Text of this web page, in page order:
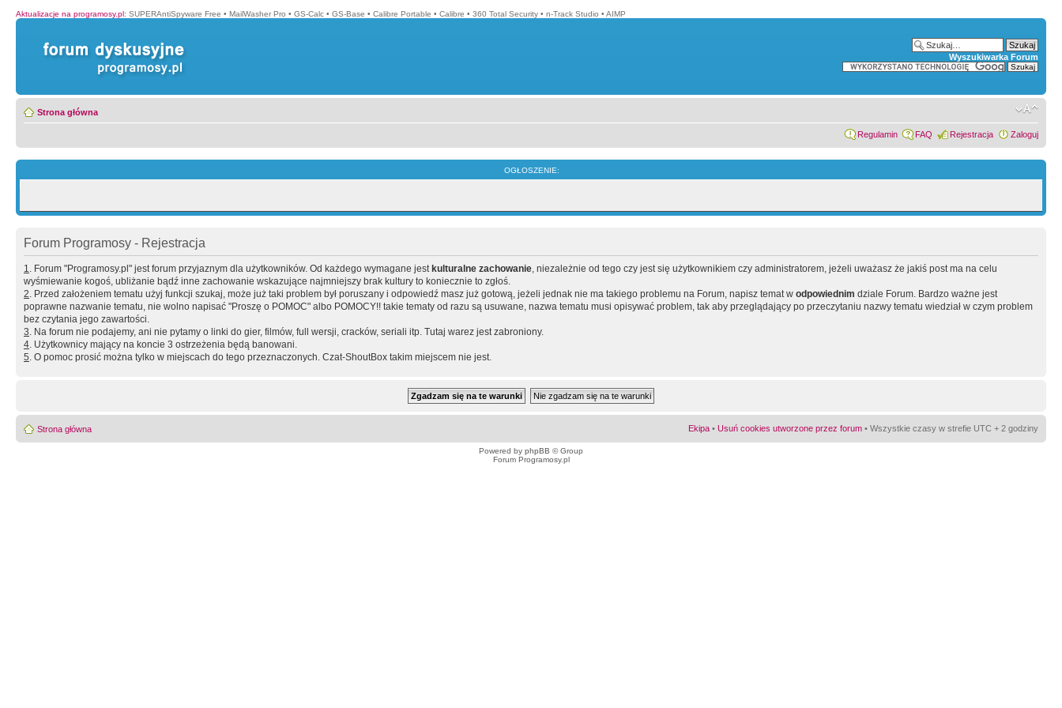
Aktualizacje na programosy.pl: SUPERAntiSpyware Free • MailWasher Pro • GS-Calc • GS-Base • Calibre Portable • Calibre • 360 Total Security • n-Track Studio • AIMP
Wyszukiwarka Forum
Strona główna
Regulamin FAQ Rejestracja Zaloguj
OGŁOSZENIE:
Forum Programosy - Rejestracja
1. Forum "Programosy.pl" jest forum przyjaznym dla użytkowników. Od każdego wymagane jest kulturalne zachowanie, niezależnie od tego czy jest się użytkownikiem czy administratorem, jeżeli uważasz że jakiś post ma na celu
wyśmiewanie kogoś, ubliżanie bądź inne zachowanie wskazujące najmniejszy brak kultury to koniecznie to zgłoś.
2. Przed założeniem tematu użyj funkcji szukaj, może już taki problem był poruszany i odpowiedź masz już gotową, jeżeli jednak nie ma takiego problemu na Forum, napisz temat w odpowiednim dziale Forum. Bardzo ważne jest
poprawne nazwanie tematu, nie wolno napisać "Proszę o POMOC" albo POMOCY!! takie tematy od razu są usuwane, nazwa tematu musi opisywać problem, tak aby przeglądający po przeczytaniu nazwy tematu wiedział w czym problem
bez czytania jego zawartości.
3. Na forum nie podajemy, ani nie pytamy o linki do gier, filmów, full wersji, cracków, seriali itp. Tutaj warez jest zabroniony.
4. Użytkownicy mający na koncie 3 ostrzeżenia będą banowani.
5. O pomoc prosić można tylko w miejscach do tego przeznaczonych. Czat-ShoutBox takim miejscem nie jest.
Strona główna Ekipa • Usuń cookies utworzone przez forum • Wszystkie czasy w strefie UTC + 2 godziny
Powered by phpBB © Group
Forum Programosy.pl